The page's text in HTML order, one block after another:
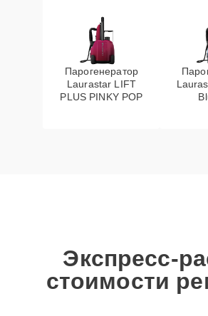
Парогенератор
Laurastar LIFT
PLUS PINKY POP
Экспресс-
стоимости